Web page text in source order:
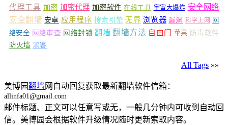
代理工具 加密 加密代理 加密软件 在线工具 宇宙大爆炸 安全网络
安全翻墙 安卓 应用程序 搜索引擎 无界 浏览器 漏洞 科学上网 网
络安全 网络审查 网络封锁 翻墙 翻墙方法 自由门 苹果 防毒软件
防火墙 黑客
All Tags »»
美博园翻墙网自动回复获取最新翻墙软件信箱：
allinfa01@gmail.com
邮件标题、正文可以任意写或无，一般几分钟内可收到自动回
信。美博园会根据软件升级情况随时更新索取内容。